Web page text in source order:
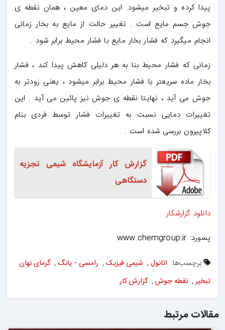
پیدا کرده و تبخیر میشود. این دمای معین ، همان نقطه ی
جوش جسم مایع است . تغییر حالت از مایع به بخار زمانی
انجام میگیرد که فشار بخار مایع با فشار محیط برابر شود .
زمانی که فشار محیط بنا به هر دلیلی کاهش پیدا کند ، فشار
بخار ماده سریعتر با فشار محیط برابر میشود ، یعنی زودتر به
جوش می آید ، نهایتا نقطه ی جوش نیز پائین می آید . این
تغییرات دمایی نسبت به تغییرات فشار توسط فردی بنام
کلاپیرون بررسی شده است .
گزارش کار آزمایشگاه شیمی تجزیه
دستگاهی
دانلود گزارشکار
پسورد: www.chemgroup.ir
برچسب‌ها: اتانول , شیمی فیزیک , رامسی - یانگ , گرمای نهان
تبخیر , نقطه جوش , گزارش کار
مقالات مرتبط